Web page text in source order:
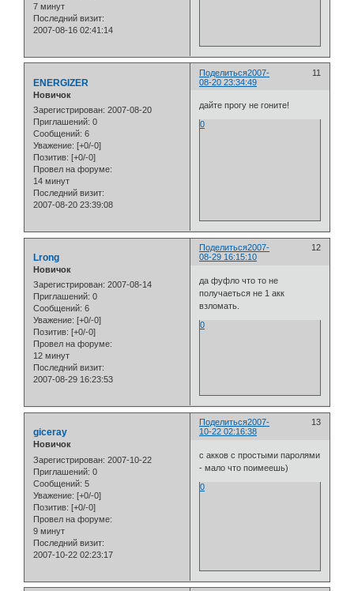
7 минут
Последний визит:
2007-08-16 02:41:14
Поделиться 11
2007-
08-20 23:34:49
ENERGIZER
Новичок
Зарегистрирован: 2007-08-20
Приглашений: 0
Сообщений: 6
Уважение: [+0/-0]
Позитив: [+0/-0]
Провел на форуме:
14 минут
Последний визит:
2007-08-20 23:39:08
дайте прогу не гоните!
0
Поделиться 12
2007-
08-29 16:15:10
Lrong
Новичок
Зарегистрирован: 2007-08-14
Приглашений: 0
Сообщений: 6
Уважение: [+0/-0]
Позитив: [+0/-0]
Провел на форуме:
12 минут
Последний визит:
2007-08-29 16:23:53
да фуфло что то не
получаеться не 1 акк
взломать.
0
Поделиться 13
2007-
10-22 02:16:38
giceray
Новичок
Зарегистрирован: 2007-10-22
Приглашений: 0
Сообщений: 5
Уважение: [+0/-0]
Позитив: [+0/-0]
Провел на форуме:
9 минут
Последний визит:
2007-10-22 02:23:17
с акков с простыми паролями
- мало что поимеешь)
0